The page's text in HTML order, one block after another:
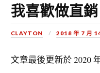
我喜歡做直
CLAYTON 2018 年 7 月
文章最後更新於2020